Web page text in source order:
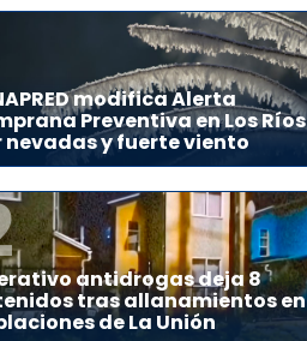
modifica Alerta
Preventiva en Los Ríos
nevadas y fuerte viento
antidrogas deja 8
tras allanamientos en
de La Unión